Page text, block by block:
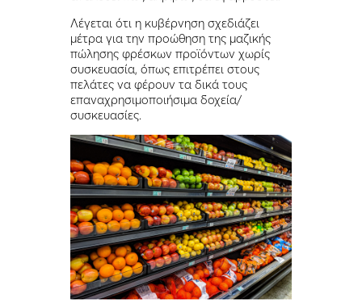
Λέγεται ότι η κυβέρνηση σχεδιάζει
μέτρα για την προώθηση της μαζικής
πώλησης φρέσκων προϊόντων χωρίς
συσκευασία, όπως επιτρέπει στους
πελάτες να φέρουν τα δικά τους
επαναχρησιμοποιήσιμα δοχεία/
συσκευασίες.